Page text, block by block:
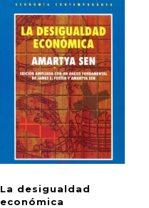
La desigualdad
económica